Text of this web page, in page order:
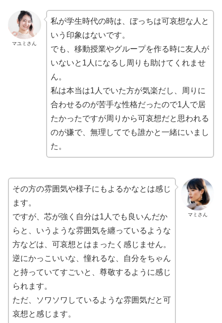
マユミさん
私が学生時代の時は、ぼっちは可哀想な人と
いう印象はないです。
でも、移動授業やグループを作る時に友人が
いないと1人になるし周りも助けてくれませ
ん。
私は本当は1人でいた方が気楽だし、周りに
合わせるのが苦手な性格だったので1人で居
たかったですが周りから可哀想だと思われる
のが嫌で、無理してでも誰かと一緒にいまし
た。
マミさん
その方の雰囲気や様子にもよるかなとは感じ
ます。
ですが、芯が強く自分は1人でも良いんだか
らと、いうような雰囲気を纏っているような
方などは、可哀想とはまったく感じません。
逆にかっこいいな、憧れるな、自分をちゃん
と持っていてすごいと、尊敬するように感じ
られます。
ただ、ソワソワしているような雰囲気だと可
哀想と感じます。